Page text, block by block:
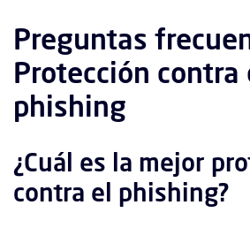
Preguntas
Protección contra
phishing
¿Cuál es la mejor
contra el phishing?